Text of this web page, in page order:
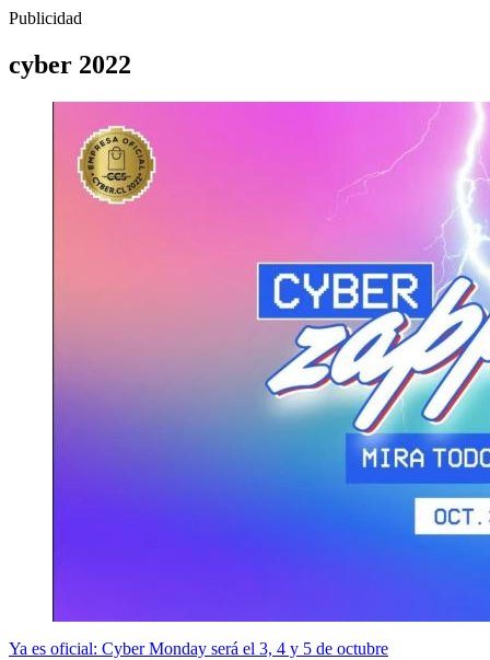
Publicidad
cyber 2022
Ya es oficial: Cyber Monday será el 3, 4 y 5 de octubre